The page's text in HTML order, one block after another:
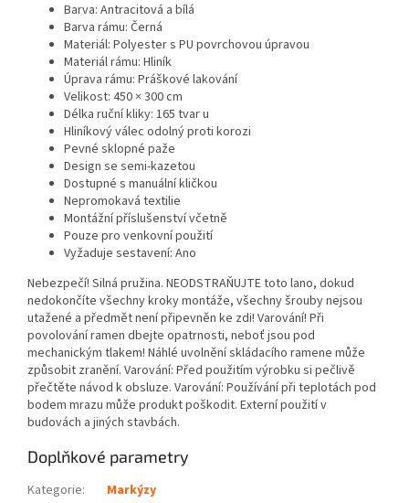
Barva: Antracitová a bílá
Barva rámu: Černá
Materiál: Polyester s PU povrchovou úpravou
Materiál rámu: Hliník
Úprava rámu: Práškové lakování
Velikost: 450 × 300 cm
Délka ruční kliky: 165 tvar u
Hliníkový válec odolný proti korozi
Pevné sklopné paže
Design se semi-kazetou
Dostupné s manuální kličkou
Nepromokavá textilie
Montážní příslušenství včetně
Pouze pro venkovní použití
Vyžaduje sestavení: Ano
Nebezpečí! Silná pružina. NEODSTRAŇUJTE toto lano, dokud
nedokončíte všechny kroky montáže, všechny šrouby nejsou
utažené a předmět není připevněn ke zdi! Varování! Při
povolování ramen dbejte opatrnosti, neboť jsou pod
mechanickým tlakem! Náhlé uvolnění skládacího ramene může
způsobit zranění. Varování: Před použitím výrobku si pečlivě
přečtěte návod k obsluze. Varování: Používání při teplotách pod
bodem mrazu může produkt poškodit. Externí použití v
budovách a jiných stavbách.
Doplňkové parametry
Kategorie: Markýzy